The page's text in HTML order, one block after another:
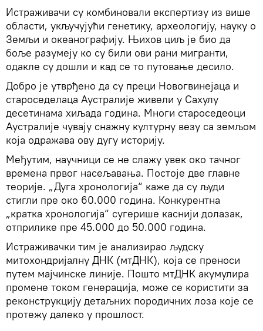
Истраживачи су комбиновали експертизу из више
области, укључујући генетику, археологију, науку о
Земљи и океанографију. Њихов циљ је био да
боље разумеју ко су били ови рани мигранти,
одакле су дошли и кад се то путовање десило.
Добро је утврђено да су преци Новогвинејаца и
староседелаца Аустралије живели у Сахулу
десетинама хиљада година. Многи староседеоци
Аустралије чувају снажну културну везу са земљом
која одражава ову дугу историју.
Међутим, научници се не слажу увек око тачног
времена првог насељавања. Постоје две главне
теорије. „Дуга хронологија“ каже да су људи
стигли пре око 60.000 година. Конкурентна
„кратка хронологија“ сугерише каснији долазак,
отприлике пре 45.000 до 50.000 година.
Истраживачки тим је анализирао људску
митохондријалну ДНК (мтДНК), која се преноси
путем мајчинске линије. Пошто мтДНК акумулира
промене током генерација, може се користити за
реконструкцију детаљних породичних лоза које се
протежу далеко у прошлост.